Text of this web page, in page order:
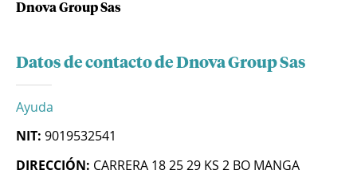
Dnova Group Sas
Datos de contacto de Dnova Group Sas
Ayuda
NIT: 9019532541
DIRECCIÓN: CARRERA 18 25 29 KS 2 BO MANGA